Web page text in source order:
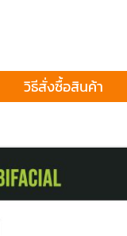
วิธีสั่งซื้อสินค้า